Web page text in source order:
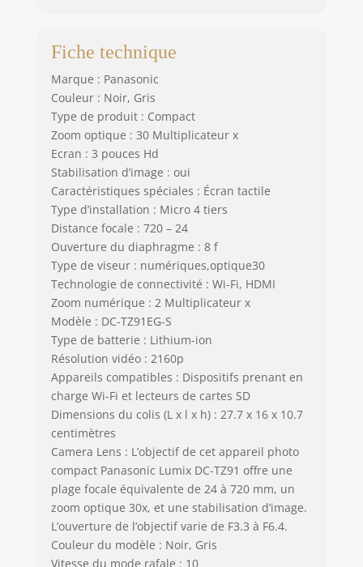
Fiche technique
Marque : Panasonic
Couleur : Noir, Gris
Type de produit : Compact
Zoom optique : 30 Multiplicateur x
Ecran : 3 pouces Hd
Stabilisation d’image : oui
Caractéristiques spéciales : Écran tactile
Type d’installation : Micro 4 tiers
Distance focale : 720 – 24
Ouverture du diaphragme : 8 f
Type de viseur : numériques,optique30
Technologie de connectivité : Wi-Fi, HDMI
Zoom numérique : 2 Multiplicateur x
Modèle : DC-TZ91EG-S
Type de batterie : Lithium-ion
Résolution vidéo : 2160p
Appareils compatibles : Dispositifs prenant en
charge Wi-Fi et lecteurs de cartes SD
Dimensions du colis (L x l x h) : 27.7 x 16 x 10.7
centimètres
Camera Lens : L’objectif de cet appareil photo
compact Panasonic Lumix DC-TZ91 offre une
plage focale équivalente de 24 à 720 mm, un
zoom optique 30x, et une stabilisation d’image.
L’ouverture de l’objectif varie de F3.3 à F6.4.
Couleur du modèle : Noir, Gris
Vitesse du mode rafale : 10